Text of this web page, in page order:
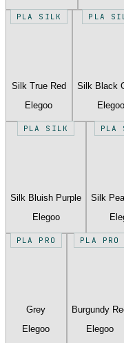
PLA SILK
Silk True Red
Elegoo
PLA
Silk Black
Elegoo
PLA SILK
Silk Bluish Purple
Elegoo
PLA
Silk
PLA PRO
Grey
Elegoo
PLA PRO
Burgundy
Elegoo